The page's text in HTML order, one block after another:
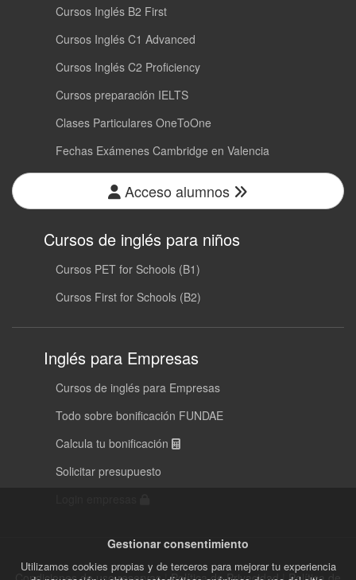
Cursos Inglés B2 First
Cursos Inglés C1 Advanced
Cursos Inglés C2 Proficiency
Cursos preparación IELTS
Clases Particulares OneToOne
Fechas Exámenes Cambridge en Valencia
Acceso alumnos
Cursos de inglés para niños
Cursos PET for Schools (B1)
Cursos First for Schools (B2)
Inglés para Empresas
Cursos de inglés para Empresas
Todo sobre bonificación FUNDAE
Calcula tu bonificación
Solicitar presupuesto
Gestionar consentimiento
Utilizamos cookies propias y de terceros para mejorar tu experiencia